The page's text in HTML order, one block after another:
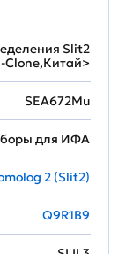
Slit2
SEA672Mu
для ИФА
2 (Slit2)
Q9R1B9